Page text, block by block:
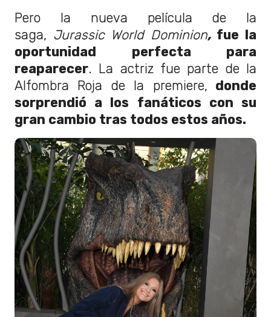
Pero la nueva película de la
saga, Jurassic World Dominion, fue la
oportunidad perfecta para
reaparecer. La actriz fue parte de la
Alfombra Roja de la premiere, donde
sorprendió a los fanáticos con su
gran cambio tras todos estos años.